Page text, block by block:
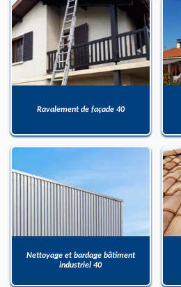
Ravalement de façade 40
Nettoyage et bardage bâtiment
industriel 40